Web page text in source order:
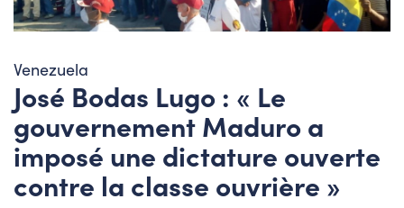
Venezuela
José Bodas Lugo : « Le
gouvernement Maduro a
imposé une dictature ouverte
contre la classe ouvrière »